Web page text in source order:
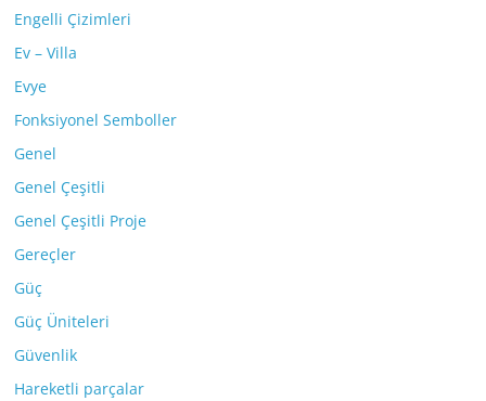
Engelli Çizimleri
Ev – Villa
Evye
Fonksiyonel Semboller
Genel
Genel Çeşitli
Genel Çeşitli Proje
Gereçler
Güç
Güç Üniteleri
Güvenlik
Hareketli parçalar